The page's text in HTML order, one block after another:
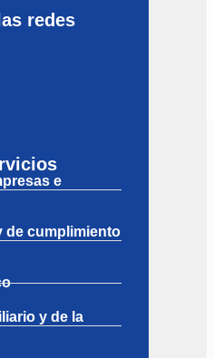
redes
e
de cumplimiento
y de la